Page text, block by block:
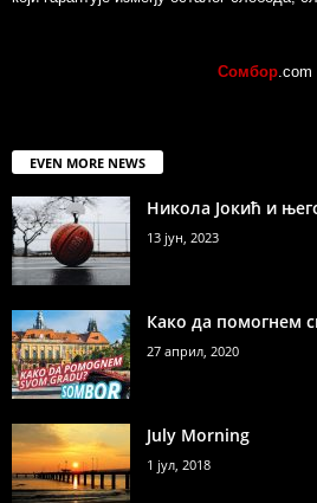
Сомбор .com
EVEN MORE NEWS
Никола Јокић и
13 јун, 2023
Како да помогнем
27 април, 2020
July Morning
1 јул, 2018